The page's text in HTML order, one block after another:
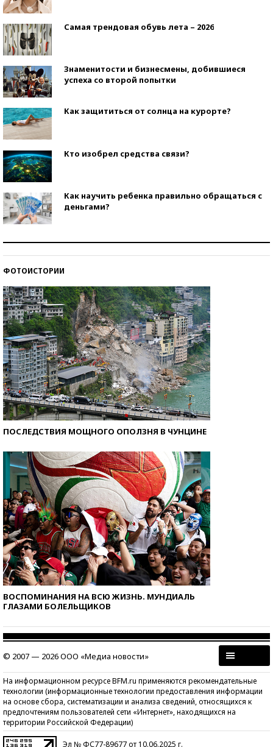
Самая трендовая обувь лета – 2026
Знаменитости и бизнесмены, добившиеся
успеха со второй попытки
Как защититься от солнца на курорте?
Кто изобрел средства связи?
Как научить ребенка правильно обращаться с
деньгами?
ФОТОИСТОРИИ
ПОСЛЕДСТВИЯ МОЩНОГО ОПОЛЗНЯ В ЧУНЦИНЕ
ВОСПОМИНАНИЯ НА ВСЮ ЖИЗНЬ. МУНДИАЛЬ
ГЛАЗАМИ БОЛЕЛЬЩИКОВ
© 2007 — 2026 ООО «Медиа новости»
На информационном ресурсе BFM.ru применяются рекомендательные
технологии (информационные технологии предоставления информации
на основе сбора, систематизации и анализа сведений, относящихся к
предпочтениям пользователей сети «Интернет», находящихся на
территории Российской Федерации)
Эл № ФС77-89677 от 10.06.2025 г.